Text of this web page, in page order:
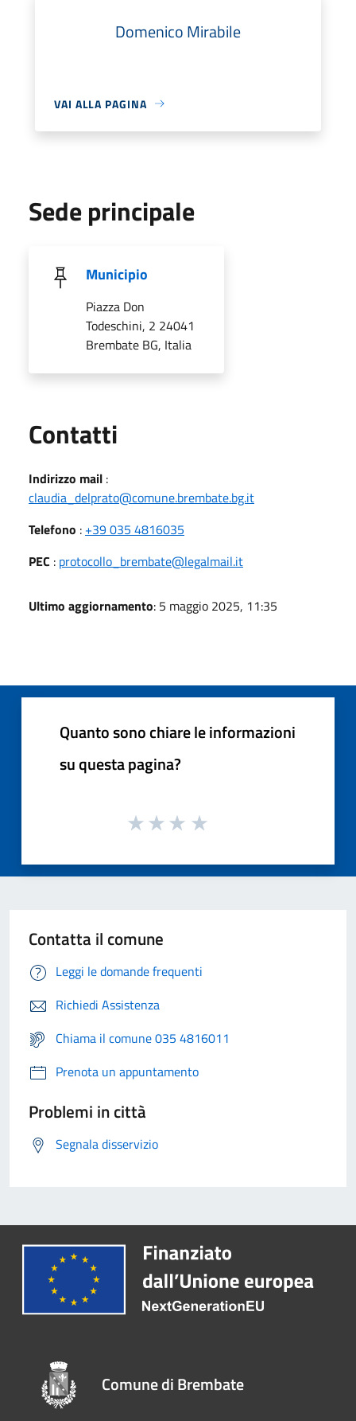
Domenico Mirabile
VAI ALLA PAGINA
Sede principale
Municipio
Piazza Don
Todeschini, 2 24041
Brembate BG, Italia
Contatti
Indirizzo mail :
claudia_delprato@comune.brembate.bg.it
Telefono : +39 035 4816035
PEC : protocollo_brembate@legalmail.it
Ultimo aggiornamento: 5 maggio 2025, 11:35
Quanto sono chiare le informazioni
su questa pagina?
Contatta il comune
Leggi le domande frequenti
Richiedi Assistenza
Chiama il comune 035 4816011
Prenota un appuntamento
Problemi in città
Segnala disservizio
Comune di Brembate